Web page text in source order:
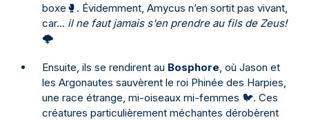
boxe🥊. Évidemment, Amycus n’en sortit pas vivant,
car... il ne faut jamais s'en prendre au fils de Zeus!
🌩️
Ensuite, ils se rendirent au Bosphore , où Jason et
les Argonautes sauvèrent le roi Phinée des Harpies,
une race étrange, mi-oiseaux mi-femmes 🐦. Ces
créatures particulièrement méchantes dérobèrent